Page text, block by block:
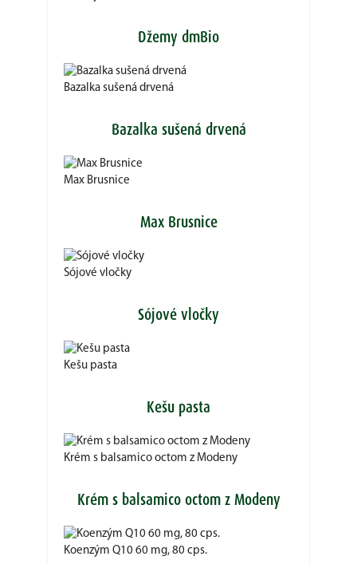
Džemy dmBio
Bazalka sušená drvená
Bazalka sušená drvená
Max Brusnice
Max Brusnice
Sójové vločky
Sójové vločky
Kešu pasta
Kešu pasta
Krém s balsamico octom z Modeny
Krém s balsamico octom z Modeny
Koenzým Q10 60 mg, 80 cps.